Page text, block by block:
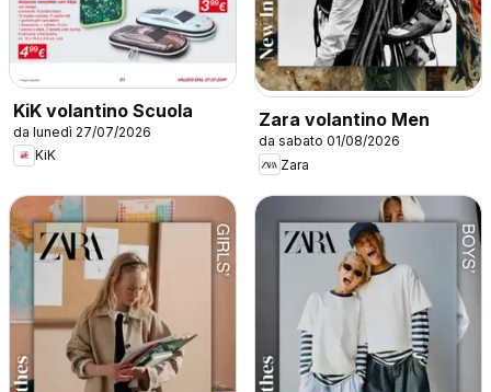
KiK volantino Scuola
da lunedì 27/07/2026
KiK
Zara volantino Men
da sabato 01/08/2026
Zara